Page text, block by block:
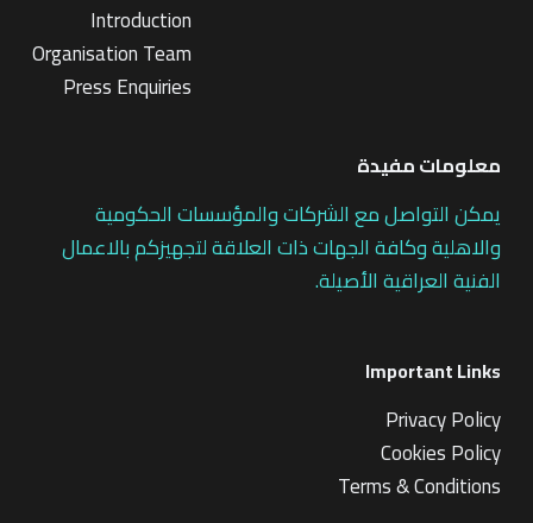
Introduction
Organisation Team
Press Enquiries
معلومات مفيدة
يمكن التواصل مع الشركات والمؤسسات الحكومية
والاهلية وكافة الجهات ذات العلاقة لتجهيزكم بالاعمال
الفنية العراقية الأصيلة.
Important Links
Privacy Policy
Cookies Policy
Terms & Conditions